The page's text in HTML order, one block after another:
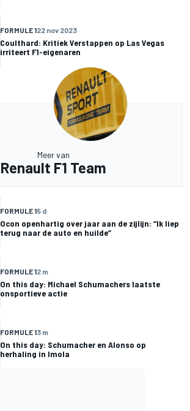
FORMULE 122 nov 2023
Coulthard: Kritiek Verstappen op Las Vegas
irriteert F1-eigenaren
Meer van
Renault F1 Team
FORMULE 15 d
Ocon openhartig over jaar aan de zijlijn: “Ik liep
terug naar de auto en huilde”
FORMULE 12 m
On this day: Michael Schumachers laatste
onsportieve actie
FORMULE 13 m
On this day: Schumacher en Alonso op
herhaling in Imola